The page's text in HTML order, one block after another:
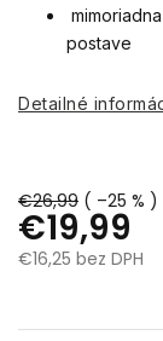
€26,99 ( –25 % )
€19,99
€16,25 bez DPH
postave
Detailné